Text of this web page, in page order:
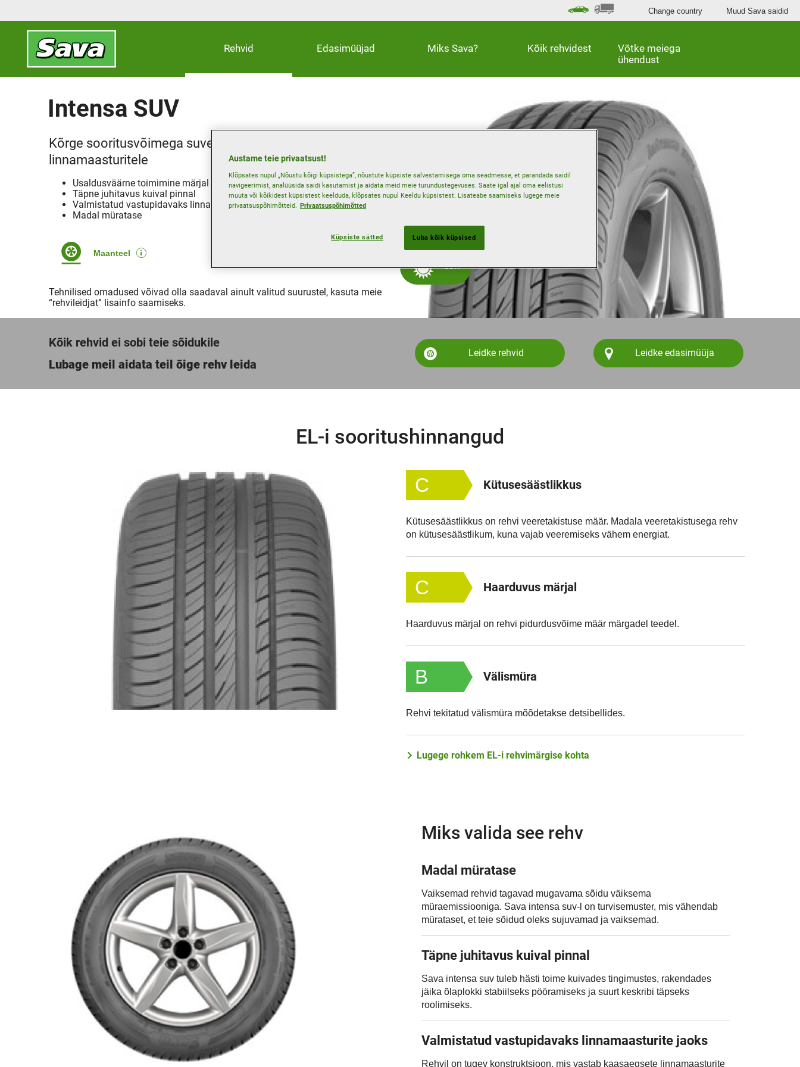
Rehvid Edasimüüjad Miks Sava? Kõik rehvidest
Võtke meiega
ühendust
Change country Muud Sava saidid
Intensa SUV
Kõrge sooritusvõimega suverehv kaasaegsetele
linnamaasturitele
Usaldusväärne toimimine märjal pinnal
Täpne juhitavus kuival pinnal
Valmistatud vastupidavaks linnamaasturite jaoks
Madal müratase
Maanteel
Tehnilised omadused võivad olla saadaval ainult valitud suurustel, kasuta meie
“rehvileidjat” lisainfo saamiseks.
Suvi
Kõik rehvid ei sobi teie sõidukile
Lubage meil aidata teil õige rehv leida
Leidke rehvid Leidke edasimüüja
EL-i sooritushinnangud
C Kütusesäästlikkus
Kütusesäästlikkus on rehvi veeretakistuse määr. Madala veeretakistusega rehv
on kütusesäästlikum, kuna vajab veeremiseks vähem energiat.
C Haarduvus märjal
Haarduvus märjal on rehvi pidurdusvõime määr märgadel teedel.
B Välismüra
Rehvi tekitatud välismüra mõõdetakse detsibellides.
Lugege rohkem EL-i rehvimärgise kohta
Miks valida see rehv
Madal müratase
Vaiksemad rehvid tagavad mugavama sõidu väiksema
müraemissiooniga. Sava intensa suv-l on turvisemuster, mis vähendab
mürataset, et teie sõidud oleks sujuvamad ja vaiksemad.
Täpne juhitavus kuival pinnal
Sava intensa suv tuleb hästi toime kuivades tingimustes, rakendades
jäika õlaplokki stabiilseks pööramiseks ja suurt keskribi täpseks
roolimiseks.
Valmistatud vastupidavaks linnamaasturite jaoks
Rehvil on tugev konstruktsioon, mis vastab kaasaegsete linnamaasturite
Austame teie privaatsust!
Klõpsates nupul „Nõustu kõigi küpsistega”, nõustute küpsiste salvestamisega oma seadmesse, et parandada saidil
navigeerimist, analüüsida saidi kasutamist ja aidata meid meie turundustegevuses. Saate igal ajal oma eelistusi
muuta või kõikidest küpsistest keelduda, klõpsates nupul Keeldu küpsistest. Lisateabe saamiseks lugege meie
privaatsuspõhimõtteid. Privaatsuspõhimõtted
Küpsiste sätted Luba kõik küpsised